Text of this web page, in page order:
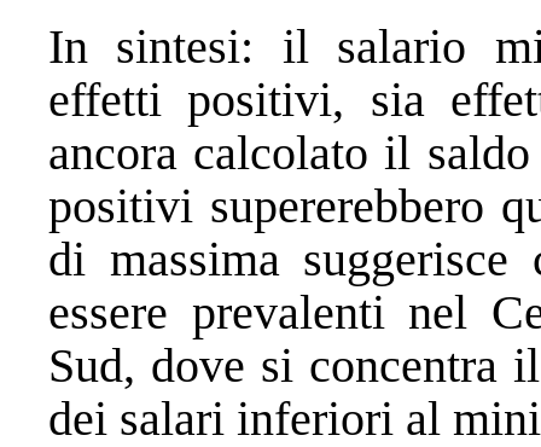
In sintesi: il salario
effetti positivi, sia
ancora calcolato il
positivi supererebbero
di massima
essere prevalenti nel
Sud, dove si concentra
dei salari inferiori al